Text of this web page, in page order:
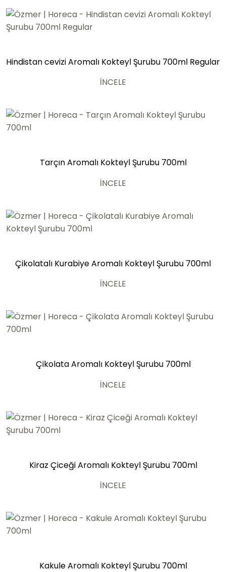
Hindistan cevizi Aromalı Kokteyl Şurubu 700ml Regular
İNCELE
Tarçın Aromalı Kokteyl Şurubu 700ml
İNCELE
Çikolatalı Kurabiye Aromalı Kokteyl Şurubu 700ml
İNCELE
Çikolata Aromalı Kokteyl Şurubu 700ml
İNCELE
Kiraz Çiceği Aromalı Kokteyl Şurubu 700ml
İNCELE
Kakule Aromalı Kokteyl Şurubu 700ml